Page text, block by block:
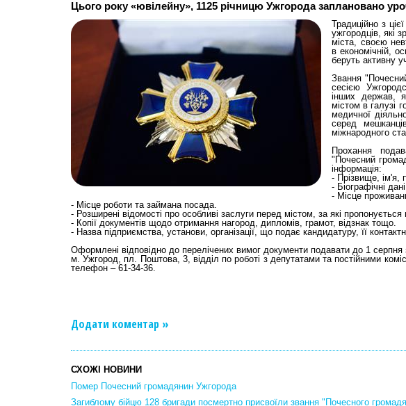
Цього року «ювілейну», 1125 річницю Ужгорода заплановано
Традиційно з
ужгородців, які
міста, своєю
в економічній,
беруть активну
Звання
сесією
інших держав,
містом в галузі
медичної
серед
міжнародного
Прохання
"Почесний
інформація:
- Прізвище, ім'я,
- Біографічні
- Місце
- Місце роботи та займана посада.
- Розширені відомості про особливі заслуги перед містом, за які пропонується
- Копії документів щодо отримання нагород, дипломів, грамот, відзнак тощо.
- Назва підприємства, установи, організації, що подає кандидатуру, її
Оформлені відповідно до перелічених вимог документи подавати до 1
м. Ужгород, пл. Поштова, 3, відділ по роботі з депутатами та постійними
телефон – 61-34-36.
Додати коментар »
СХОЖІ НОВИНИ
Помер Почесний громадянин Ужгорода
Загиблому бійцю 128 бригади посмертно присвоїли звання "Почесного